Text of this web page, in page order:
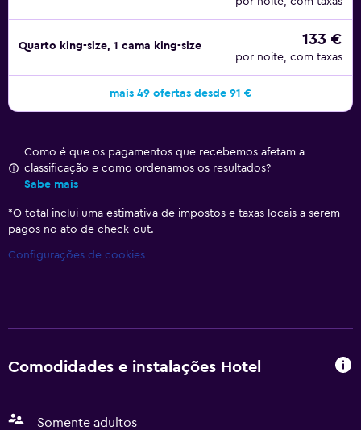
Quarto king-size, 1 cama king-size 133 €
por noite, com taxas
mais 49 ofertas desde 91 €
Como é que os pagamentos que recebemos afetam a
classificação e como ordenamos os resultados?
Sabe mais
*O total inclui uma estimativa de impostos e taxas locais a serem
pagos no ato de check-out.
Configurações de cookies
Comodidades e instalações Hotel
Somente adultos